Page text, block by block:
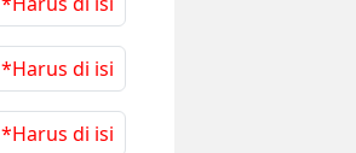
*Harus di isi
*Harus di isi